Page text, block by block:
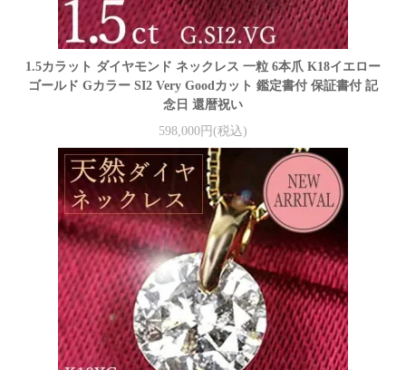
1.5カラット ダイヤモンド ネックレス 一粒 6本爪 K18イエロー
ゴールド Gカラー SI2 Very Goodカット 鑑定書付 保証書付 記
念日 還暦祝い
598,000円(税込)